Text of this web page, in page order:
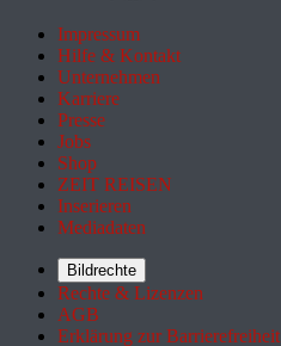
Impressum
Hilfe & Kontakt
Unternehmen
Karriere
Presse
Jobs
Shop
ZEIT REISEN
Inserieren
Mediadaten
Bildrechte
Rechte & Lizenzen
AGB
Erklärung zur Barrierefreiheit